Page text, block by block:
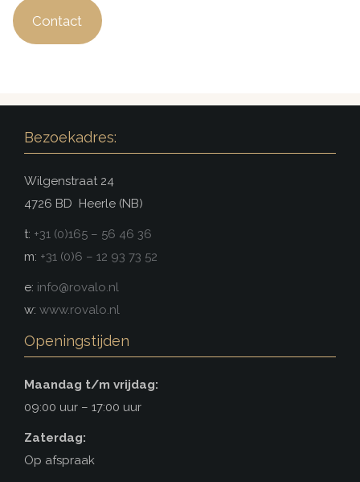
Contact
Bezoekadres:
Wilgenstraat 24
4726 BD Heerle (NB)
t: +31 (0)165 – 56 46 36
m: +31 (0)6 – 12 93 73 52
e: info@rovalo.nl
w: www.rovalo.nl
Openingstijden
Maandag t/m vrijdag:
09:00 uur – 17:00 uur
Zaterdag:
Op afspraak